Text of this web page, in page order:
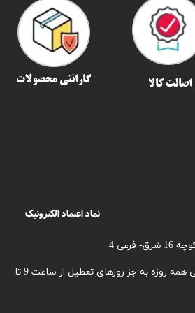
فرعی 4
پاسخگویی همه روزه به جز روزهای تعطیل از ساعت 9 تا
نماد اعتماد الکترونیک
اصالت کالا گارانتی محصولات